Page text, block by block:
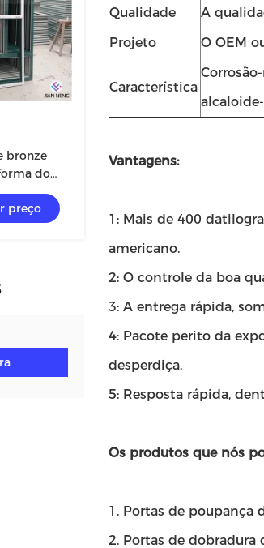
bronze
do
preço
Qualidade
A
Projeto
O OEM
Característica
Vantagens:
1: Mais de 400
americano.
2: O controle da boa
3: A entrega rápida,
4: Pacote perito da
desperdiça.
5: Resposta rápida,
Os produtos que nós
1. Portas de poupança
2. Portas de dobradura